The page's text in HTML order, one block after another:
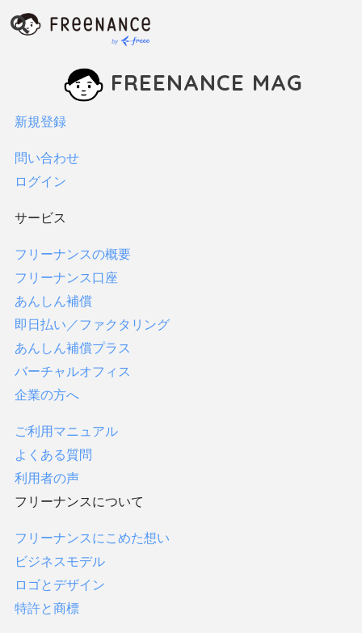
FREENANCE MAG
新規登録
問い合わせ
ログイン
サービス
フリーナンスの概要
フリーナンス口座
あんしん補償
即日払い／ファクタリング
あんしん補償プラス
バーチャルオフィス
企業の方へ
ご利用マニュアル
よくある質問
利用者の声
フリーナンスについて
フリーナンスにこめた想い
ビジネスモデル
ロゴとデザイン
特許と商標
インタビュー
ファクタリング
税金・確定申告
貯金
フリーランス向け支援制度
フリーランスコラム
法律
サービス
フリーナンスの概要
フリーナンス口座
あんしん補償
即日払い／ファクタリング
あんしん補償プラス
バーチャルオフィス
企業の方へ
ご利用マニュアル
よくある質問
利用者の声
フリーナンスについて